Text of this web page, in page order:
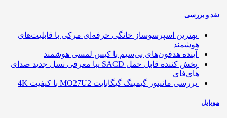
و بررسی
بهترین اسپرسوساز خانگی حرفه‌ای مرکی با قابلیت‌های
هوشمند
آینده هدفون‌های بی‌سیم با کیس لمسی هوشمند
پخش کننده قابل حمل SACD یبا معرفی نسل جدید صدای
های‌فای
بررسی مانیتور گیمینگ گیگابایت MO27U2 با کیفیت 4K